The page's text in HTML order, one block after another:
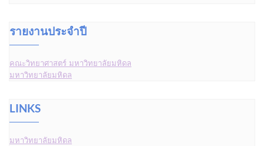
รายงานประจำปี
คณะวิทยาศาสตร์ มหาวิทยาลัยมหิดล
มหาวิทยาลัยมหิดล
LINKS
มหาวิทยาลัยมหิดล